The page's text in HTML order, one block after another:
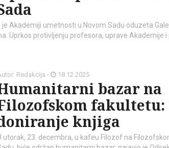
Akademiji umetnosti u Novom Sadu oduzeta
Uprkos protivljenju profesora, uprave Akademije
Redakcija - 18.12.2025
bazar na
fakultetu:
knjiga
utorak, 23. decembra, u kafeu Filozof na